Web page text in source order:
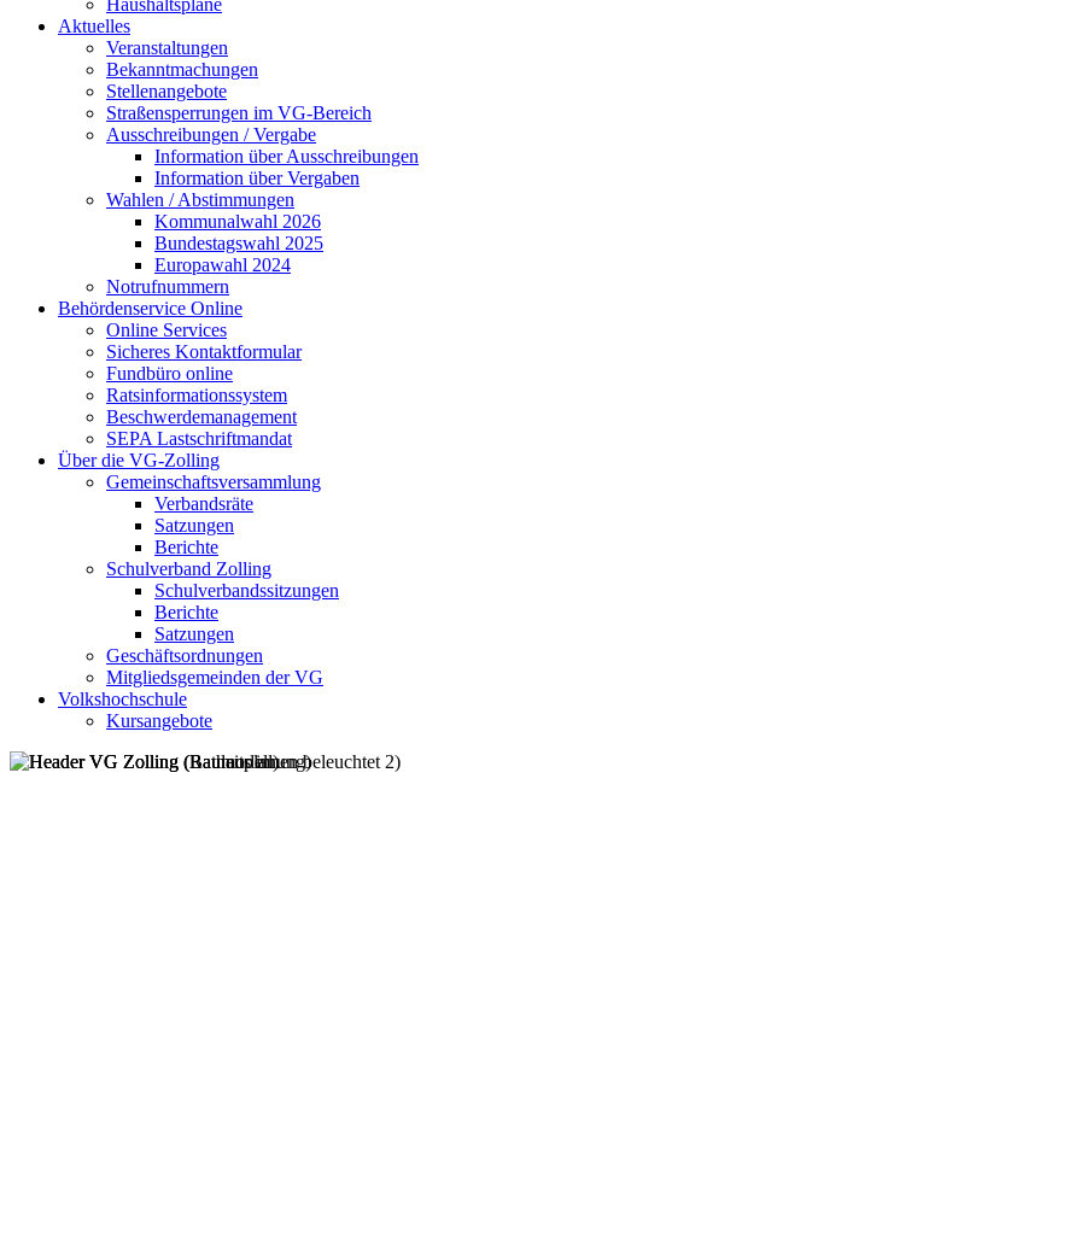
Haushaltspläne
Aktuelles
Veranstaltungen
Bekanntmachungen
Stellenangebote
Straßensperrungen im VG-Bereich
Ausschreibungen / Vergabe
Information über Ausschreibungen
Information über Vergaben
Wahlen / Abstimmungen
Kommunalwahl 2026
Bundestagswahl 2025
Europawahl 2024
Notrufnummern
Behördenservice Online
Online Services
Sicheres Kontaktformular
Fundbüro online
Ratsinformationssystem
Beschwerdemanagement
SEPA Lastschriftmandat
Über die VG-Zolling
Gemeinschaftsversammlung
Verbandsräte
Satzungen
Berichte
Schulverband Zolling
Schulverbandssitzungen
Berichte
Satzungen
Geschäftsordnungen
Mitgliedsgemeinden der VG
Volkshochschule
Kursangebote